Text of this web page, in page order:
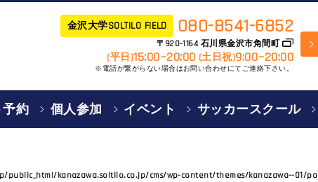
金沢大学SOLTILO FIELD 080-8541-6852
〒920-1164 石川県金沢市角間町
(平日)15:00~20:00 (土日祝)9:00~20:00
※電話が繋がらない場合はお問い合わせにてご連絡下さい。
予約 個人参加 イベント サッカースクール
kanazawa.soltilo.co.jp/cms/wp-content/themes/kanazawa--01/